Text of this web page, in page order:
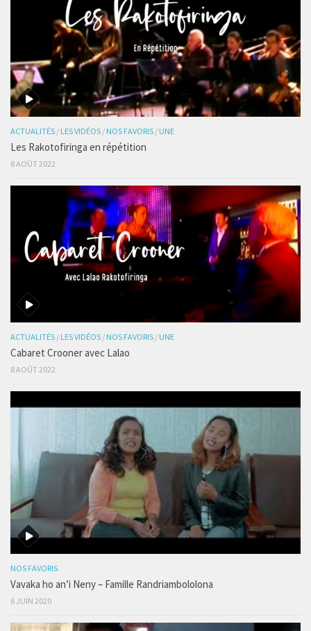
ACTUALITÉS / LES VIDÉOS / NOS FAVORIS / UNE
Les Rakotofiringa en répétition
8 AOÛT 2022
ACTUALITÉS / LES VIDÉOS / NOS FAVORIS / UNE
Cabaret Crooner avec Lalao
8 AOÛT 2022
NOS FAVORIS
Vavaka ho an’i Neny – Famille Randriambololona
6 JUIN 2020